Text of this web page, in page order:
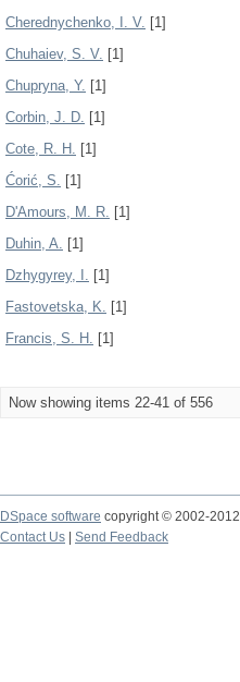
Cherеdnychenko, I. V. [1]
Chuhaiev, S. V. [1]
Chupryna, Y. [1]
Corbin, J. D. [1]
Cote, R. H. [1]
Ćorić, S. [1]
D'Amours, M. R. [1]
Duhin, A. [1]
Dzhygyrey, I. [1]
Fastovetska, K. [1]
Francis, S. H. [1]
Now showing items 22-41 of 556
DSpace software copyright © 2002-2012
Contact Us
Send Feedback